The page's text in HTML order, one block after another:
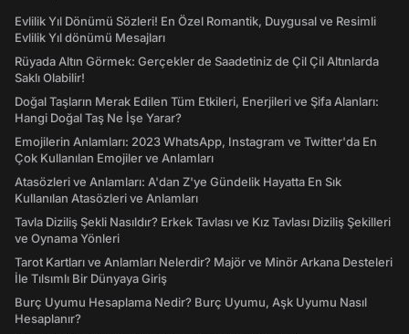
Evlilik Yıl Dönümü Sözleri! En Özel Romantik, Duygusal ve Resimli
Evlilik Yıl dönümü Mesajları
Rüyada Altın Görmek: Gerçekler de Saadetiniz de Çil Çil Altınlarda
Saklı Olabilir!
Doğal Taşların Merak Edilen Tüm Etkileri, Enerjileri ve Şifa Alanları:
Hangi Doğal Taş Ne İşe Yarar?
Emojilerin Anlamları: 2023 WhatsApp, Instagram ve Twitter'da En
Çok Kullanılan Emojiler ve Anlamları
Atasözleri ve Anlamları: A'dan Z'ye Gündelik Hayatta En Sık
Kullanılan Atasözleri ve Anlamları
Tavla Diziliş Şekli Nasıldır? Erkek Tavlası ve Kız Tavlası Diziliş Şekilleri
ve Oynama Yönleri
Tarot Kartları ve Anlamları Nelerdir? Majör ve Minör Arkana Desteleri
İle Tılsımlı Bir Dünyaya Giriş
Burç Uyumu Hesaplama Nedir? Burç Uyumu, Aşk Uyumu Nasıl
Hesaplanır?